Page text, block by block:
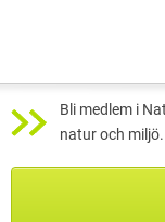
Bli medlem i
natur och miljö.